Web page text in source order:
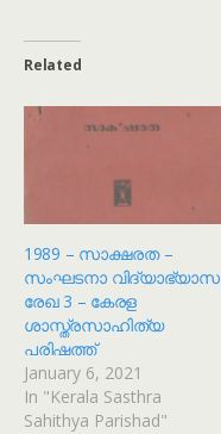
Related
1989 – സാക്ഷരത –
സംഘടനാ വിദ്യാഭ്യാസ
രേഖ 3 – കേരള
ശാസ്ത്രസാഹിത്യ
പരിഷത്ത്
January 6, 2021
In "Kerala Sasthra
Sahithya Parishad"